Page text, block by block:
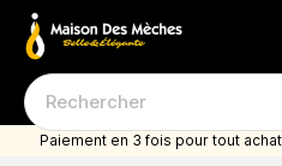
Paiement en 3 fois pour tout